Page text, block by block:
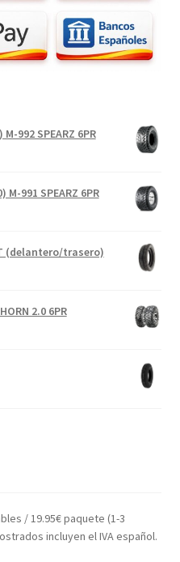
992 SPEARZ 6PR
991 SPEARZ 6PR
(delantero/trasero)
2.0 6PR
/ 19.95€ paquete (1-3
incluyen el IVA español.